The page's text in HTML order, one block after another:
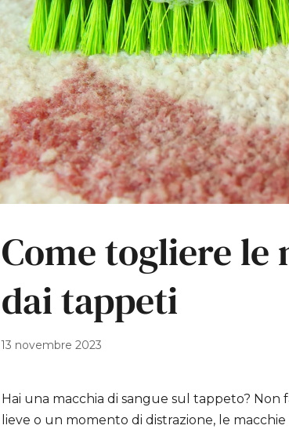
Come togliere le
dai tappeti
13 novembre 2023
Hai una macchia di sangue sul tappeto?
lieve o un momento di distrazione, le